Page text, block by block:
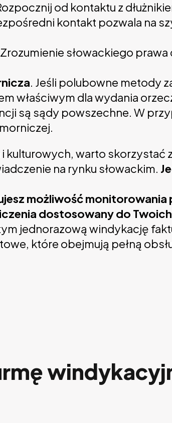
od kontaktu z
kontakt pozwala na
słowackiego
. Jeśli polubowne metody
właściwym dla wydania
są sądy powszechne. W
warto skorzystać
na rynku słowackim.
możliwość
dostosowany do
jednorazową windykację
które obejmują pełną